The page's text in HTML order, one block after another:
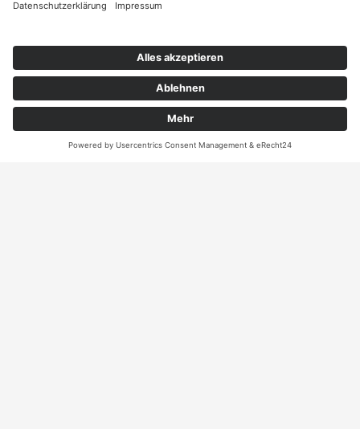
ANRUFEN KARTE
Kontakt auf und erhalten
sie Ihr persönliches
Angebot
Kontakt